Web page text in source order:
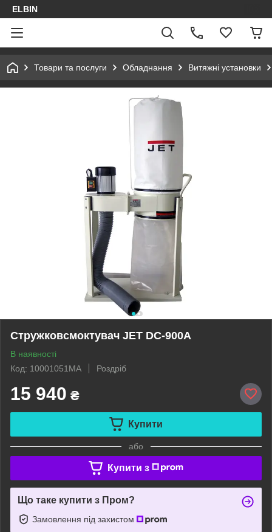
ELBIN
Товари та послуги Обладнання Витяжні установки
Стружковсмоктувач JET DC-900A
В наявності
Код: 10001051MA
Роздріб
15 940 ₴
Купити
або
Купити з
Що таке купити з Пром?
Замовлення під захистом